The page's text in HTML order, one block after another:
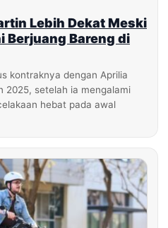
Lebih Dekat Meski
Berjuang Bareng di
kontraknya dengan Aprilia
2025, setelah ia mengalami
hebat pada awal